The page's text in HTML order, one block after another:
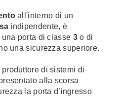
all'interno di un
indipendente, è
porta di classe 3o di
una sicurezza superiore.
di sistemi di
alla scorsa
la porta d’ingresso